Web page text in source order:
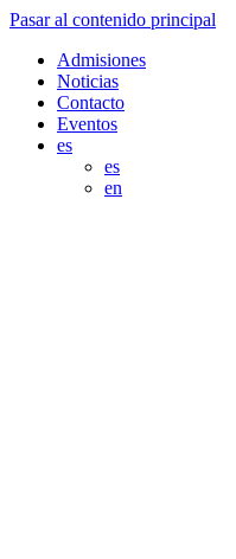
Pasar al contenido principal
Admisiones
Noticias
Contacto
Eventos
es
es
en